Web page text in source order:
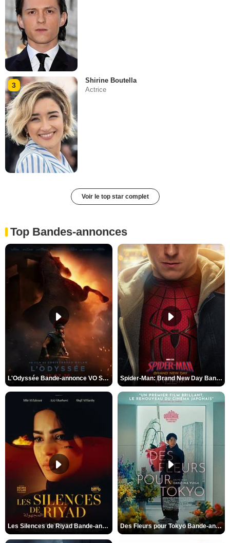
3
Shirine Boutella
Actrice
Voir le top star complet
Top Bandes-annonces
L'Odyssée Bande-annonce VO STFR Spider-Man: Brand New Day Bande-annonce VO STFR
Les Silences de Riyad Bande-annonce VO STFR Des Fleurs pour Tokyo Bande-annonce VO STFR